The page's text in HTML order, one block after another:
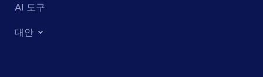
AI 도구
대안